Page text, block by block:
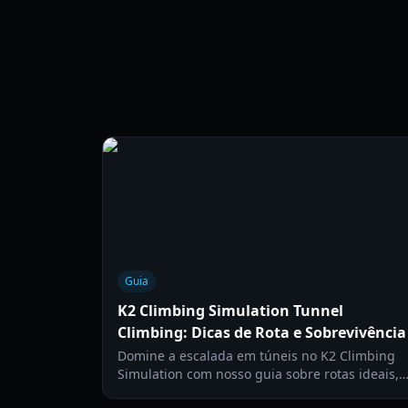
Guia
K2 Climbing Simulation Tunnel
Climbing: Dicas de Rota e Sobrevivência
Domine a escalada em túneis no K2 Climbing
Simulation com nosso guia sobre rotas ideais,